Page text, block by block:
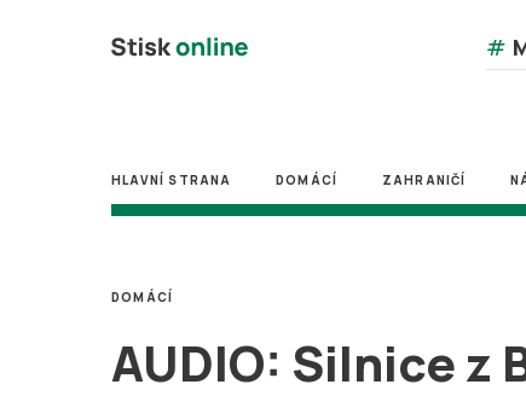
#
HLAVNÍ STRANA DOMÁCÍ ZAHRANIČÍ
AUDIO: Silnice z
DOMÁCÍ